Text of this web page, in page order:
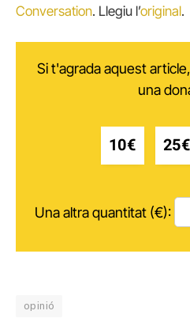
Conversation. Llegiu l’original.
Si t'agrada aquest
una
10€ 25€
Una altra quantitat (€):
opinió